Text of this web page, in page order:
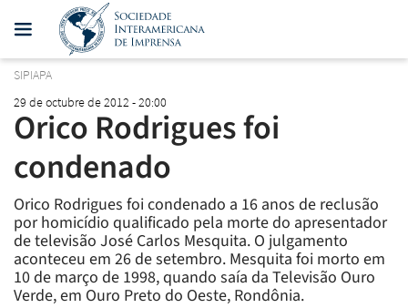
SIPIAPA
29 de octubre de 2012 - 20:00
Orico Rodrigues foi
condenado
Orico Rodrigues foi condenado a 16 anos de reclusão
por homicídio qualificado pela morte do apresentador
de televisão José Carlos Mesquita. O julgamento
aconteceu em 26 de setembro. Mesquita foi morto em
10 de março de 1998, quando saía da Televisão Ouro
Verde, em Ouro Preto do Oeste, Rondônia.